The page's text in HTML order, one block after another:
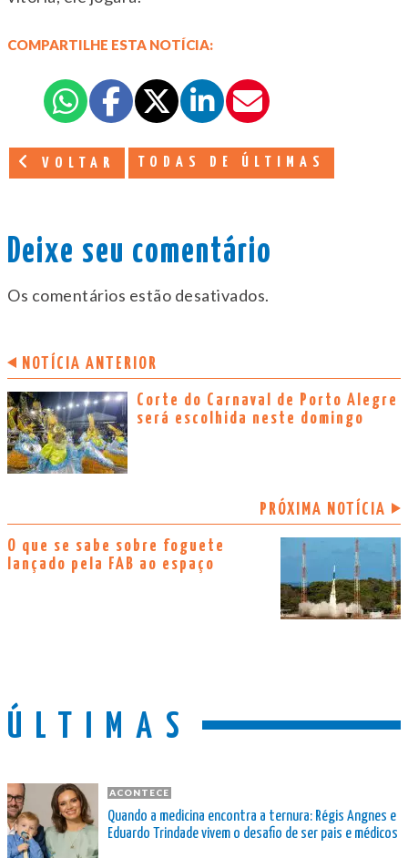
COMPARTILHE ESTA NOTÍCIA:
VOLTAR TODAS DE ÚLTIMAS
Deixe seu comentário
Os comentários estão desativados.
NOTÍCIA ANTERIOR
Corte do Carnaval de Porto Alegre
será escolhida neste domingo
PRÓXIMA NOTÍCIA
O que se sabe sobre foguete
lançado pela FAB ao espaço
ÚLTIMAS
ACONTECE
Quando a medicina encontra a ternura: Régis Angnes e
Eduardo Trindade vivem o desafio de ser pais e médicos